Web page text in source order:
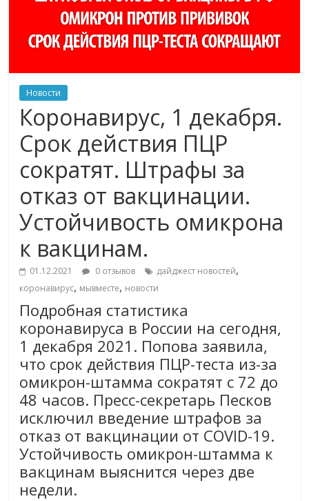
Новости
Коронавирус, 1 декабря.
Срок действия ПЦР
сократят. Штрафы за
отказ от вакцинации.
Устойчивость омикрона
к вакцинам.
01.12.2021 0 отзывов дайджест новостей,
коронавирус, мывместе, новости
Подробная статистика
коронавируса в России на сегодня,
1 декабря 2021. Попова заявила,
что срок действия ПЦР-теста из-за
омикрон-штамма сократят с 72 до
48 часов. Пресс-секретарь Песков
исключил введение штрафов за
отказ от вакцинации от COVID-19.
Устойчивость омикрон-штамма к
вакцинам выяснится через две
недели.